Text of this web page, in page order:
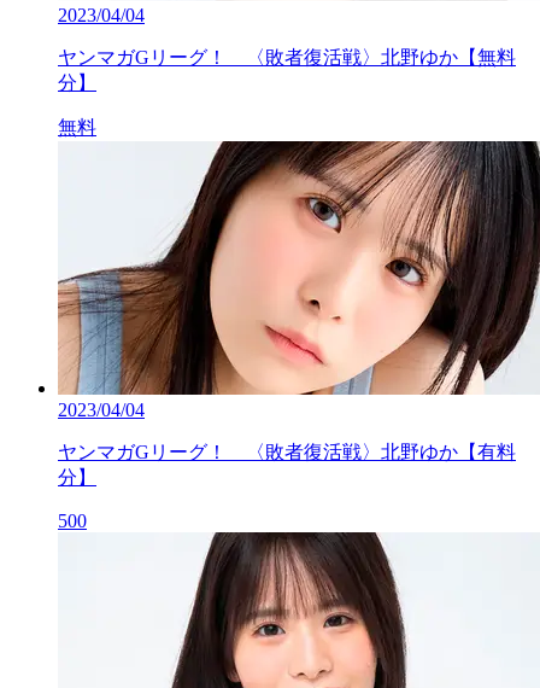
2023/04/04
ヤンマガGリーグ！ 〈敗者復活戦〉北野ゆか【無料
分】
無料
2023/04/04
ヤンマガGリーグ！ 〈敗者復活戦〉北野ゆか【有料
分】
500